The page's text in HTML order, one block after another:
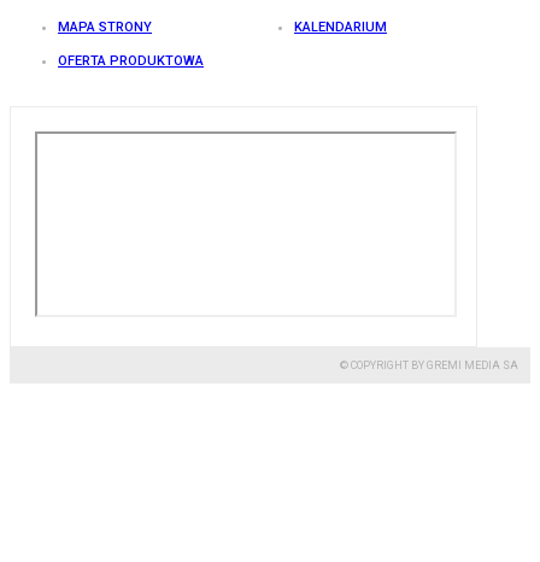
MAPA STRONY KALENDARIUM
OFERTA PRODUKTOWA
© COPYRIGHT BY GREMI MEDIA SA